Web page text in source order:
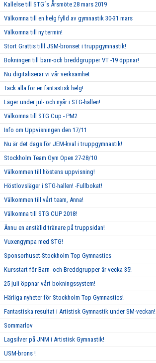
Kallelse till STG´s Årsmöte 28 mars 2019
Välkomna till en helg fylld av gymnastik 30-31 mars
Välkomna till ny termin!
Stort Grattis tilll JSM-bronset i truppgymnastik!
Bokningen till barn-och breddgrupper VT -19 öppnar!
Nu digitaliserar vi vår verksamhet
Tack alla för en fantastisk helg!
Läger under jul- och nyår i STG-hallen!
Välkomna till STG Cup - PM2
Info om Uppvisningen den 17/11
Nu är det dags för JEM-kval i truppgymnastik!
Stockholm Team Gym Open 27-28/10
Välkommen till höstens uppvisning!
Höstlovsläger i STG-hallen! -Fullbokat!
Välkommen till vårt team, Anna!
Välkomna till STG CUP 2018!
Ännu en anställd tränare på truppsidan!
Vuxengympa med STG!
Sponsorhuset-Stockholm Top Gymnastics
Kursstart för Barn- och Breddgrupper är vecka 35!
25 juli öppnar vårt bokningssystem!
Härliga nyheter för Stockholm Top Gymnastics!
Fantastiska resultat i Artistisk Gymnastik under SM-veckan!
Sommarlov
Lagsilver på JNM i Artistisk Gymnastik!
USM-brons !